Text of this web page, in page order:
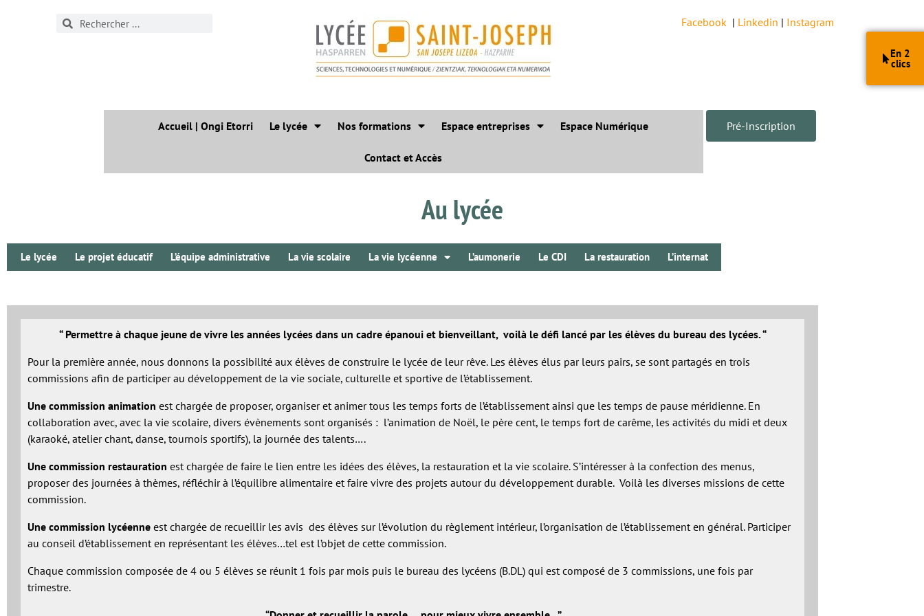
En 2
clics
Facebook | Linkedin | Instagram
Accueil | Ongi Etorri Le lycée Nos formations Espace entreprises Espace Numérique
Contact et Accès
Pré-Inscription
Au lycée
Le lycée Le projet éducatif L’équipe administrative La vie scolaire La vie lycéenne L’aumonerie Le CDI La restauration L’internat
“ Permettre à chaque jeune de vivre les années lycées dans un cadre épanoui et bienveillant, voilà le défi lancé par les élèves du bureau des lycées. “
Pour la première année, nous donnons la possibilité aux élèves de construire le lycée de leur rêve. Les élèves élus par leurs pairs, se sont partagés en trois
commissions afin de participer au développement de la vie sociale, culturelle et sportive de l’établissement.
Une commission animation est chargée de proposer, organiser et animer tous les temps forts de l’établissement ainsi que les temps de pause méridienne. En
collaboration avec, avec la vie scolaire, divers évènements sont organisés : l’animation de Noël, le père cent, le temps fort de carême, les activités du midi et deux
(karaoké, atelier chant, danse, tournois sportifs), la journée des talents….
Une commission restauration est chargée de faire le lien entre les idées des élèves, la restauration et la vie scolaire. S’intéresser à la confection des menus,
proposer des journées à thèmes, réfléchir à l’équilibre alimentaire et faire vivre des projets autour du développement durable. Voilà les diverses missions de cette
commission.
Une commission lycéenne est chargée de recueillir les avis des élèves sur l’évolution du règlement intérieur, l’organisation de l’établissement en général. Participer
au conseil d’établissement en représentant les élèves…tel est l’objet de cette commission.
Chaque commission composée de 4 ou 5 élèves se réunit 1 fois par mois puis le bureau des lycéens (B.DL) qui est composé de 3 commissions, une fois par
trimestre.